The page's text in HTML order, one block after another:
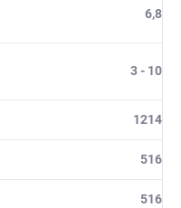
6,8
3 - 10
1214
516
516